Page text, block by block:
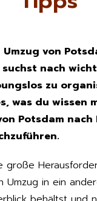
von
nach
zu
was du wissen
Potsdam
große
Umzug in ein